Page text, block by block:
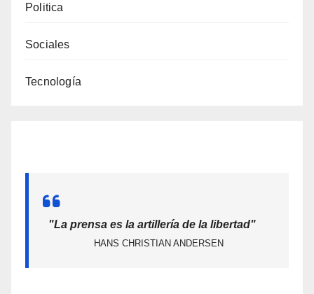
Politica
Sociales
Tecnología
"La prensa es la artillería de la libertad"
HANS CHRISTIAN ANDERSEN